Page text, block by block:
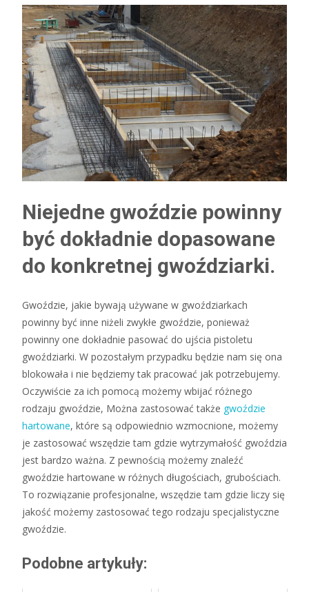
Niejedne gwoździe powinny
być dokładnie dopasowane
do konkretnej gwoździarki.
Gwoździe, jakie bywają używane w gwoździarkach
powinny być inne niżeli zwykłe gwoździe, ponieważ
powinny one dokładnie pasować do ujścia pistoletu
gwoździarki. W pozostałym przypadku będzie nam się ona
blokowała i nie będziemy tak pracować jak potrzebujemy.
Oczywiście za ich pomocą możemy wbijać różnego
rodzaju gwoździe, Można zastosować także gwoździe
hartowane, które są odpowiednio wzmocnione, możemy
je zastosować wszędzie tam gdzie wytrzymałość gwoździa
jest bardzo ważna. Z pewnością możemy znaleźć
gwoździe hartowane w różnych długościach, grubościach.
To rozwiązanie profesjonalne, wszędzie tam gdzie liczy się
jakość możemy zastosować tego rodzaju specjalistyczne
gwoździe.
Podobne artykuły: